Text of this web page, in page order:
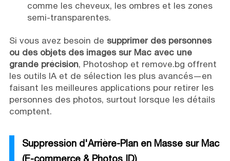
comme les cheveux, les ombres et les zones
semi-transparentes.
Si vous avez besoin de supprimer des personnes
ou des objets des images sur Mac avec une
grande précision, Photoshop et remove.bg offrent
les outils IA et de sélection les plus avancés—en
faisant les meilleures applications pour retirer les
personnes des photos, surtout lorsque les détails
comptent.
Suppression d'Arrière-Plan en Masse sur Mac
(E-commerce & Photos ID)